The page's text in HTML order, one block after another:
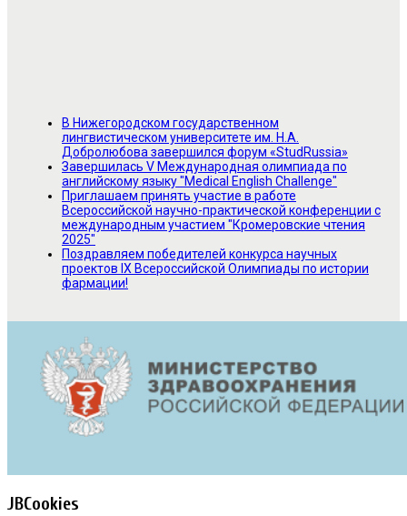
В Нижегородском государственном
лингвистическом университете им. Н.А.
Добролюбова завершился форум «StudRussia»
Завершилась V Международная олимпиада по
английскому языку "Medical English Challenge"
Приглашаем принять участие в работе
Всероссийской научно-практической конференции с
международным участием "Кромеровские чтения
2025"
Поздравляем победителей конкурса научных
проектов IX Всероссийской Олимпиады по истории
фармации!
JBCookies